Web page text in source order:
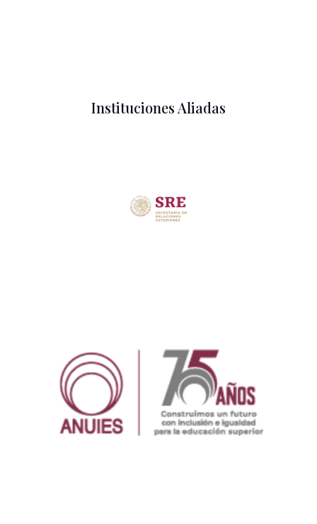
Instituciones Aliadas